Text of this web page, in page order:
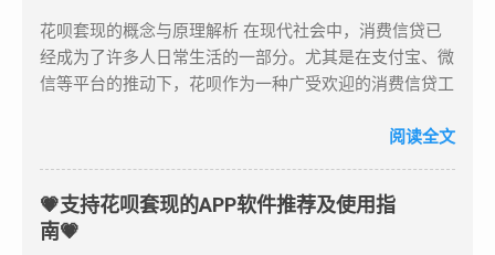
请以支付宝官方说明为准。
人而异。同时，花呗不支持他人代开通或提额，务必保护
好个人信息，避免轻信他人。 以上内容仅供参考，具体
的手续费金额以支付宝的规定和实际交易为准。在使用花
花呗套现的概念与原理解析 在现代社会中，消费信贷已
经成为了许多人日常生活的一部分。尤其是在支付宝、微
信等平台的推动下，花呗作为一种广受欢迎的消费信贷工
已经突破了数亿，并且用户的消费需求也在不断扩大。除
资金周转，这就是“花呗套现”的概念。 一、什么是花呗套
现？ “花呗套现”指的是通过一些特殊的手段，将花呗账户
中的消费额度转化为现金，进而用于个人或企业的资金周
阅读全文
💗支持花呗套现的APP软件推荐及使用指
南💗